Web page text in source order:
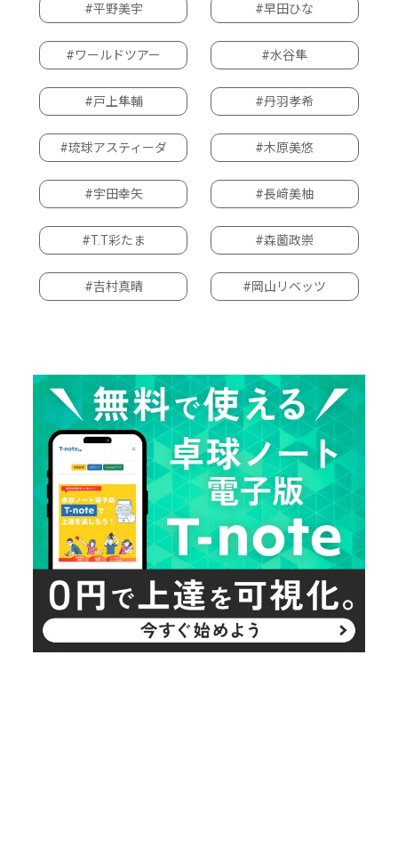
#平野美宇 #早田ひな
#ワールドツアー #水谷隼
#戸上隼輔 #丹羽孝希
#琉球アスティーダ #木原美悠
#宇田幸矢 #長﨑美柚
#T.T彩たま #森薗政崇
#吉村真晴 #岡山リベッツ